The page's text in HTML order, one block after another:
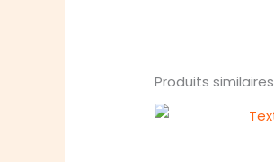
Produits similaires